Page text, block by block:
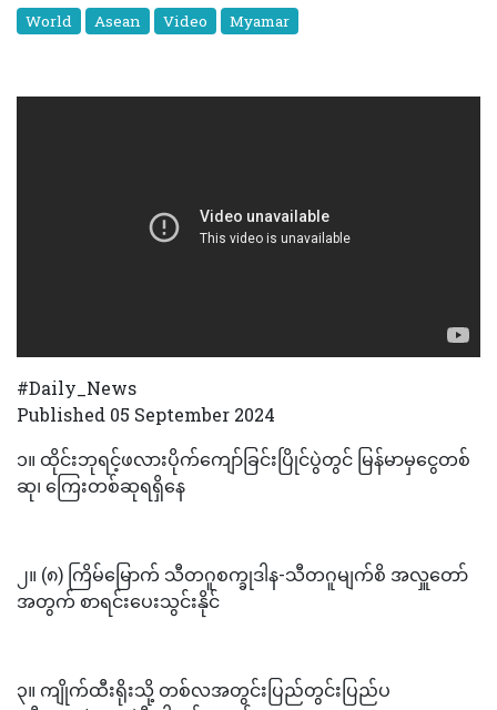
World Asean Video Myamar
#Daily_News
Published 05 September 2024
၁။ ထိုင်းဘုရင့်ဖလားပိုက်ကျော်ခြင်းပြိုင်ပွဲတွင် မြန်မာမှငွေတစ်
ဆု၊ ကြေးတစ်ဆုရရှိနေ
၂။ (၈) ကြိမ်မြောက် သီတဂူစက္ခုဒါန-သီတဂူမျက်စိ အလှူတော်
အတွက် စာရင်းပေးသွင်းနိုင်
၃။ ကျိုက်ထီးရိုးသို့ တစ်လအတွင်းပြည်တွင်းပြည်ပ